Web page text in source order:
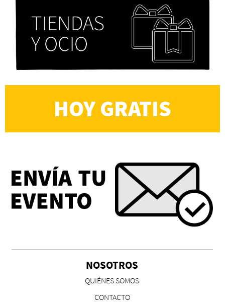
Cocaína Negra de Cristóbal Valenzuela Berríos
Paloma Pulisci
Paloma Pulisci
HOY GRATIS
NOSOTROS
QUIÉNES SOMOS
CONTACTO